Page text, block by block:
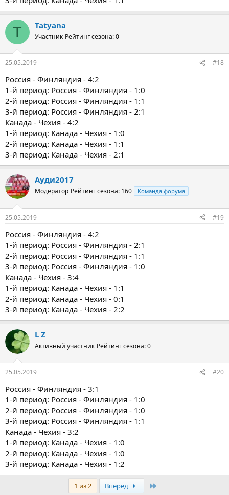
T Tatyana
Участник Рейтинг сезона: 0
25.05.2019 #18
Россия - Финляндия - 4:2
1-й период: Россия - Финляндия - 1:0
2-й период: Россия - Финляндия - 1:1
3-й период: Россия - Финляндия - 2:1
Канада - Чехия - 4:2
1-й период: Канада - Чехия - 1:0
2-й период: Канада - Чехия - 1:1
3-й период: Канада - Чехия - 2:1
Ауди2017
Модератор Рейтинг сезона: 160 Команда форума
25.05.2019 #19
Россия - Финляндия - 4:2
1-й период: Россия - Финляндия - 2:1
2-й период: Россия - Финляндия - 1:1
3-й период: Россия - Финляндия - 1:0
Канада - Чехия - 3:4
1-й период: Канада - Чехия - 1:1
2-й период: Канада - Чехия - 0:1
3-й период: Канада - Чехия - 2:2
L Z
Активный участник Рейтинг сезона: 0
25.05.2019 #20
Россия - Финляндия - 3:1
1-й период: Россия - Финляндия - 1:0
2-й период: Россия - Финляндия - 1:0
3-й период: Россия - Финляндия - 1:1
Канада - Чехия - 3:2
1-й период: Канада - Чехия - 1:0
2-й период: Канада - Чехия - 1:0
3-й период: Канада - Чехия - 1:2
1 из 2 Вперёд